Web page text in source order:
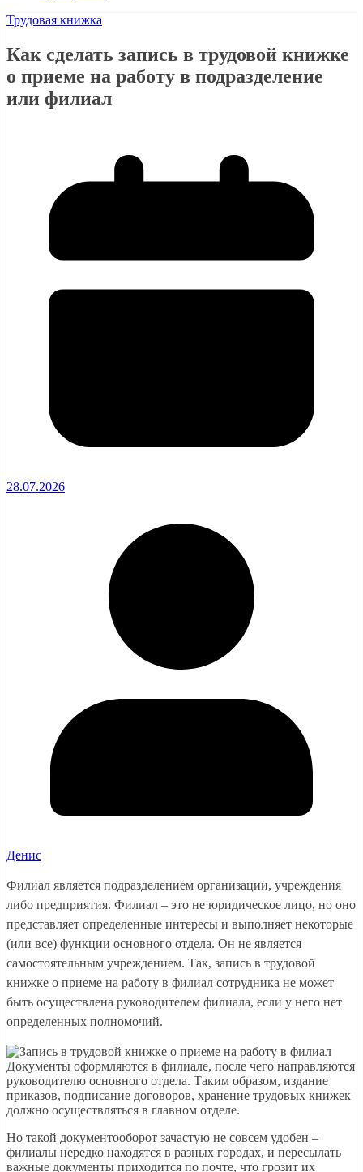
Трудовая книжка
Как сделать запись в трудовой книжке
о приеме на работу в подразделение
или филиал
28.07.2026
Денис
Филиал является подразделением организации, учреждения
либо предприятия. Филиал – это не юридическое лицо, но оно
представляет определенные интересы и выполняет некоторые
(или все) функции основного отдела. Он не является
самостоятельным учреждением. Так, запись в трудовой
книжке о приеме на работу в филиал сотрудника не может
быть осуществлена руководителем филиала, если у него нет
определенных полномочий.
Документы оформляются в филиале, после чего направляются
руководителю основного отдела. Таким образом, издание
приказов, подписание договоров, хранение трудовых книжек
должно осуществляться в главном отделе.
Но такой документооборот зачастую не совсем удобен –
филиалы нередко находятся в разных городах, и пересылать
важные документы приходится по почте, что грозит их